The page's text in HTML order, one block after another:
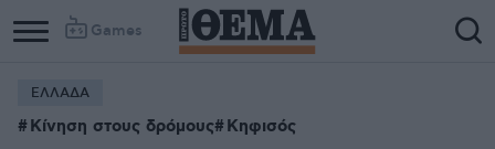
Games
ΕΛΛΑΔΑ
Κίνηση στους δρόμους Κηφισός